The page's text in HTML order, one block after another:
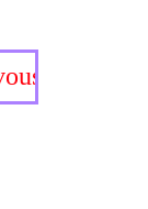
19-20